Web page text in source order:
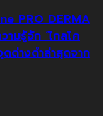
PRO DERMA
ามรู้จัก ‘ไกลโค
ด่างดำล่าสุดจาก